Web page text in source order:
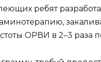
ребят
ОРВИ в 2–3 раза